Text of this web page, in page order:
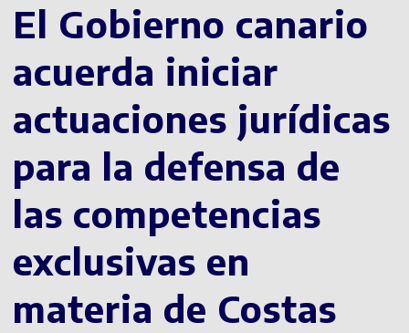
El Gobierno canario
acuerda iniciar
actuaciones jurídicas
para la defensa de
las competencias
exclusivas en
materia de Costas